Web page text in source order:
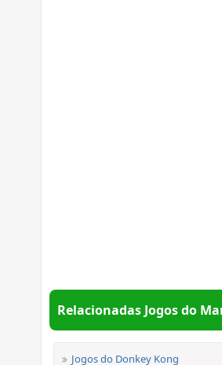
Relacionadas Jogos do
Jogos do Donkey Kong